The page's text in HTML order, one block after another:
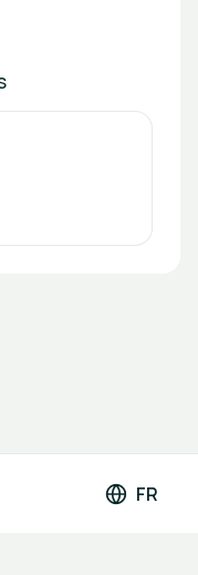
FR
confidentialité